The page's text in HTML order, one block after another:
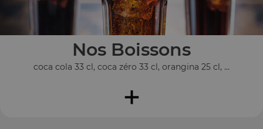
Nos Boissons
coca cola 33 cl, coca zéro 33 cl, orangina 25 cl, ...
+